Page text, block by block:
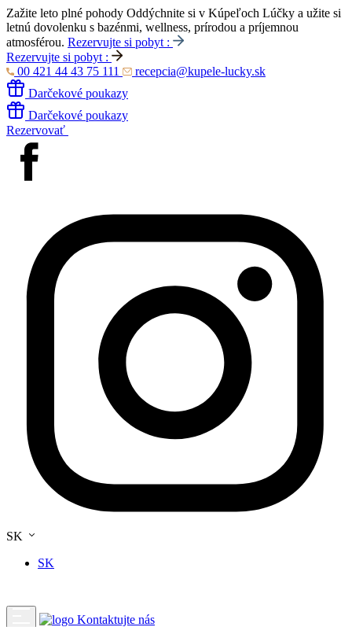
Zažite leto plné pohody Oddýchnite si v Kúpeľoch Lúčky a užite si
letnú dovolenku s bazénmi, wellness, prírodou a príjemnou
atmosférou. Rezervujte si pobyt :
Rezervujte si pobyt :
00 421 44 43 75 111
recepcia@kupele-lucky.sk
Darčekové poukazy
Darčekové poukazy
Rezervovať
SK
SK
Kontaktujte nás